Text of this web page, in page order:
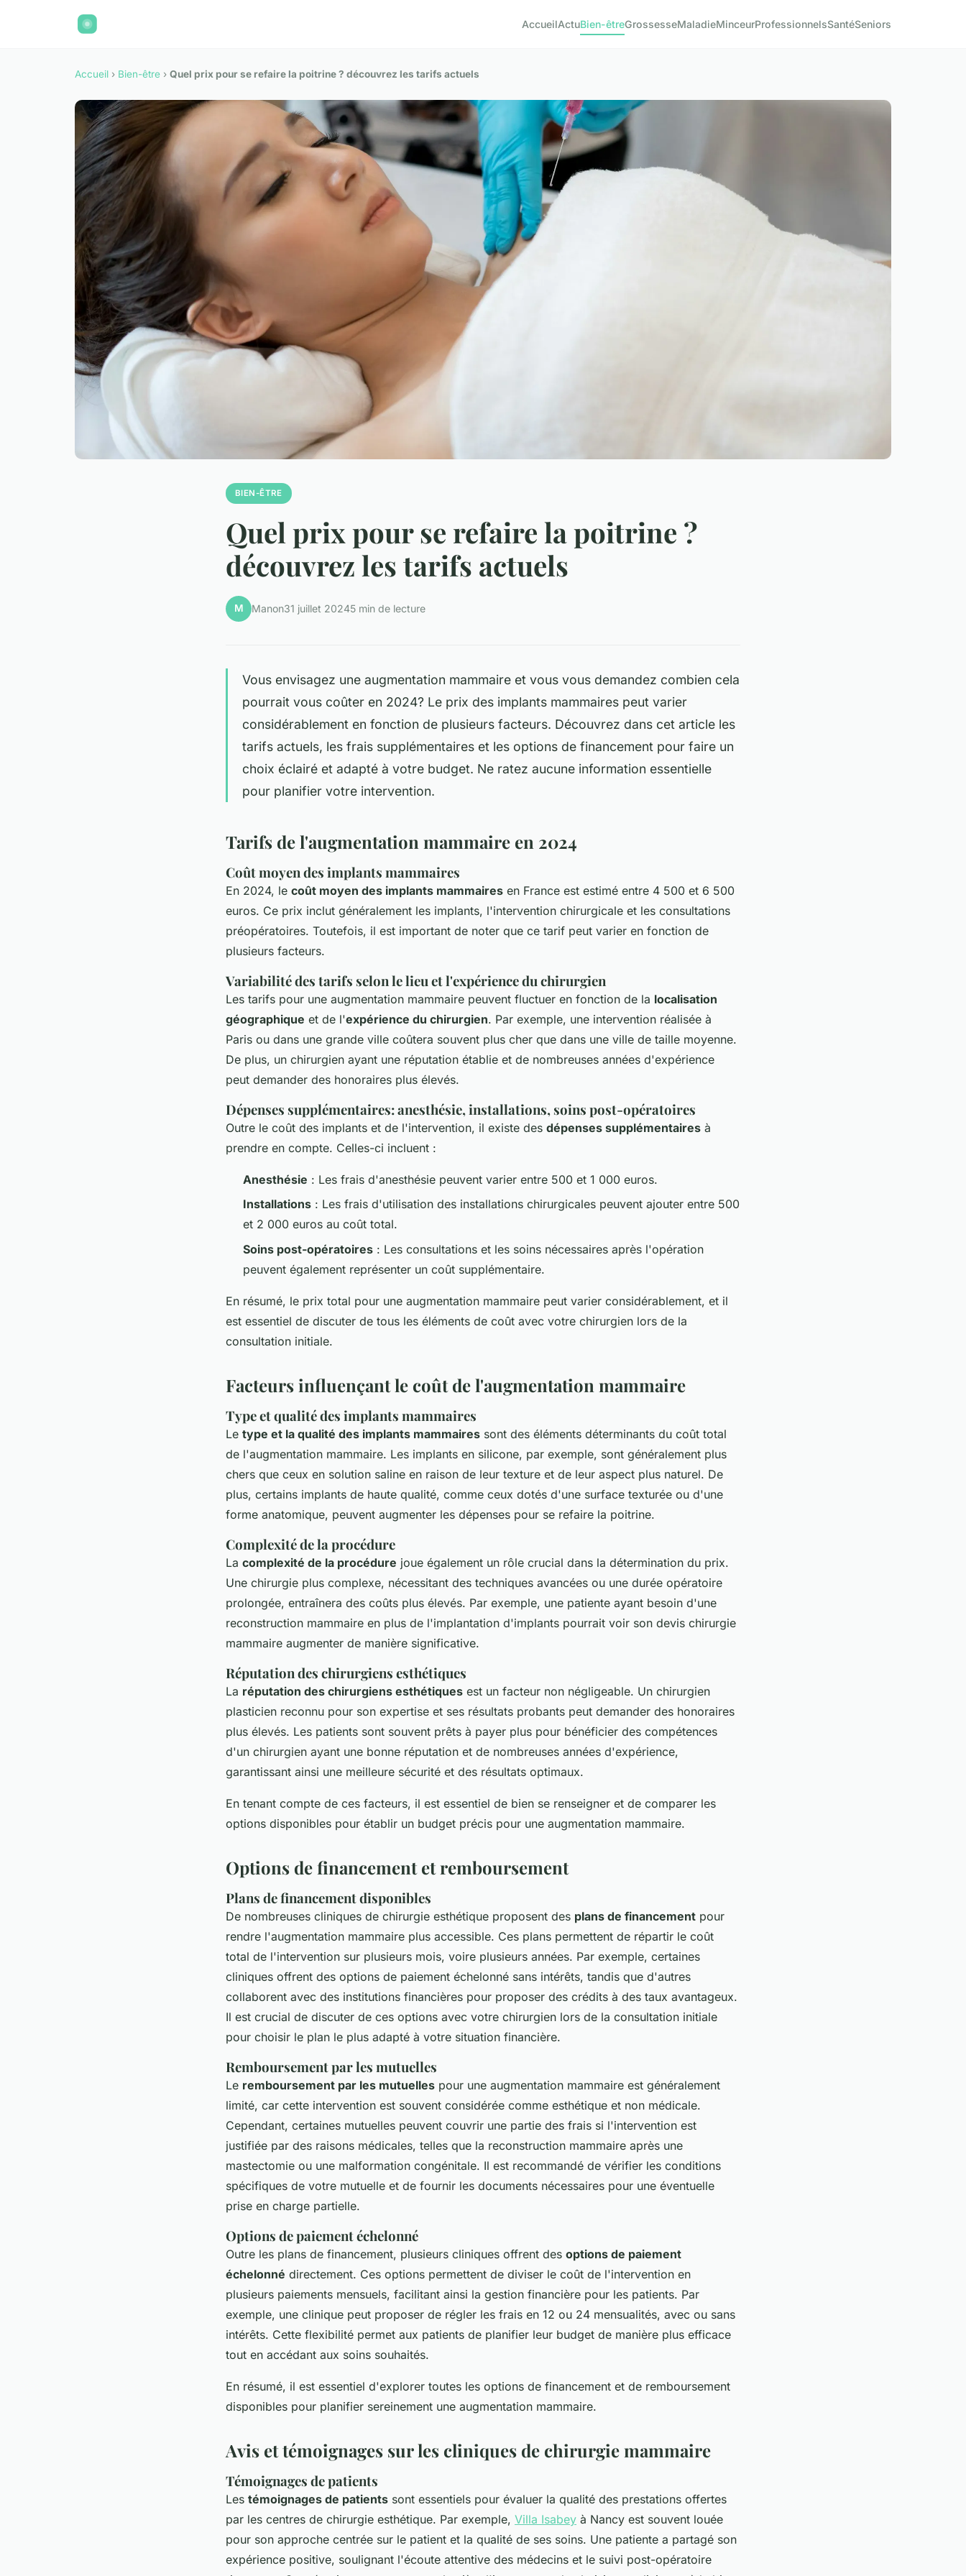
AccueilActuBien-êtreGrossesseMaladieMinceurProfessionnelsSantéSeniors
Accueil › Bien-être › Quel prix pour se refaire la poitrine ? découvrez les tarifs actuels
BIEN-ÊTRE
Quel prix pour se refaire la poitrine ?
découvrez les tarifs actuels
M Manon31 juillet 20245 min de lecture
Vous envisagez une augmentation mammaire et vous vous demandez combien cela
pourrait vous coûter en 2024? Le prix des implants mammaires peut varier
considérablement en fonction de plusieurs facteurs. Découvrez dans cet article les
tarifs actuels, les frais supplémentaires et les options de financement pour faire un
choix éclairé et adapté à votre budget. Ne ratez aucune information essentielle
pour planifier votre intervention.
Tarifs de l'augmentation mammaire en 2024
Coût moyen des implants mammaires
En 2024, le coût moyen des implants mammaires en France est estimé entre 4 500 et 6 500
euros. Ce prix inclut généralement les implants, l'intervention chirurgicale et les consultations
préopératoires. Toutefois, il est important de noter que ce tarif peut varier en fonction de
plusieurs facteurs.
Variabilité des tarifs selon le lieu et l'expérience du chirurgien
Les tarifs pour une augmentation mammaire peuvent fluctuer en fonction de la localisation
géographique et de l'expérience du chirurgien. Par exemple, une intervention réalisée à
Paris ou dans une grande ville coûtera souvent plus cher que dans une ville de taille moyenne.
De plus, un chirurgien ayant une réputation établie et de nombreuses années d'expérience
peut demander des honoraires plus élevés.
Dépenses supplémentaires: anesthésie, installations, soins post-opératoires
Outre le coût des implants et de l'intervention, il existe des dépenses supplémentaires à
prendre en compte. Celles-ci incluent :
Anesthésie : Les frais d'anesthésie peuvent varier entre 500 et 1 000 euros.
Installations : Les frais d'utilisation des installations chirurgicales peuvent ajouter entre 500
et 2 000 euros au coût total.
Soins post-opératoires : Les consultations et les soins nécessaires après l'opération
peuvent également représenter un coût supplémentaire.
En résumé, le prix total pour une augmentation mammaire peut varier considérablement, et il
est essentiel de discuter de tous les éléments de coût avec votre chirurgien lors de la
consultation initiale.
Facteurs influençant le coût de l'augmentation mammaire
Type et qualité des implants mammaires
Le type et la qualité des implants mammaires sont des éléments déterminants du coût total
de l'augmentation mammaire. Les implants en silicone, par exemple, sont généralement plus
chers que ceux en solution saline en raison de leur texture et de leur aspect plus naturel. De
plus, certains implants de haute qualité, comme ceux dotés d'une surface texturée ou d'une
forme anatomique, peuvent augmenter les dépenses pour se refaire la poitrine.
Complexité de la procédure
La complexité de la procédure joue également un rôle crucial dans la détermination du prix.
Une chirurgie plus complexe, nécessitant des techniques avancées ou une durée opératoire
prolongée, entraînera des coûts plus élevés. Par exemple, une patiente ayant besoin d'une
reconstruction mammaire en plus de l'implantation d'implants pourrait voir son devis chirurgie
mammaire augmenter de manière significative.
Réputation des chirurgiens esthétiques
La réputation des chirurgiens esthétiques est un facteur non négligeable. Un chirurgien
plasticien reconnu pour son expertise et ses résultats probants peut demander des honoraires
plus élevés. Les patients sont souvent prêts à payer plus pour bénéficier des compétences
d'un chirurgien ayant une bonne réputation et de nombreuses années d'expérience,
garantissant ainsi une meilleure sécurité et des résultats optimaux.
En tenant compte de ces facteurs, il est essentiel de bien se renseigner et de comparer les
options disponibles pour établir un budget précis pour une augmentation mammaire.
Options de financement et remboursement
Plans de financement disponibles
De nombreuses cliniques de chirurgie esthétique proposent des plans de financement pour
rendre l'augmentation mammaire plus accessible. Ces plans permettent de répartir le coût
total de l'intervention sur plusieurs mois, voire plusieurs années. Par exemple, certaines
cliniques offrent des options de paiement échelonné sans intérêts, tandis que d'autres
collaborent avec des institutions financières pour proposer des crédits à des taux avantageux.
Il est crucial de discuter de ces options avec votre chirurgien lors de la consultation initiale
pour choisir le plan le plus adapté à votre situation financière.
Remboursement par les mutuelles
Le remboursement par les mutuelles pour une augmentation mammaire est généralement
limité, car cette intervention est souvent considérée comme esthétique et non médicale.
Cependant, certaines mutuelles peuvent couvrir une partie des frais si l'intervention est
justifiée par des raisons médicales, telles que la reconstruction mammaire après une
mastectomie ou une malformation congénitale. Il est recommandé de vérifier les conditions
spécifiques de votre mutuelle et de fournir les documents nécessaires pour une éventuelle
prise en charge partielle.
Options de paiement échelonné
Outre les plans de financement, plusieurs cliniques offrent des options de paiement
échelonné directement. Ces options permettent de diviser le coût de l'intervention en
plusieurs paiements mensuels, facilitant ainsi la gestion financière pour les patients. Par
exemple, une clinique peut proposer de régler les frais en 12 ou 24 mensualités, avec ou sans
intérêts. Cette flexibilité permet aux patients de planifier leur budget de manière plus efficace
tout en accédant aux soins souhaités.
En résumé, il est essentiel d'explorer toutes les options de financement et de remboursement
disponibles pour planifier sereinement une augmentation mammaire.
Avis et témoignages sur les cliniques de chirurgie mammaire
Témoignages de patients
Les témoignages de patients sont essentiels pour évaluer la qualité des prestations offertes
par les centres de chirurgie esthétique. Par exemple, Villa Isabey à Nancy est souvent louée
pour son approche centrée sur le patient et la qualité de ses soins. Une patiente a partagé son
expérience positive, soulignant l'écoute attentive des médecins et le suivi post-opératoire